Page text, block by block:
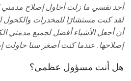
أجد نفسي ما زلت أحاول إصلاح مدمني
لقد كنت مستشارًا للمخدرات والكحول الآن
أن أجعل الأشياء أفضل لجميع مدمني
إصلاحها. عندما كنت أصغر سنا حاولت
هل أنت مسؤول عظمى؟